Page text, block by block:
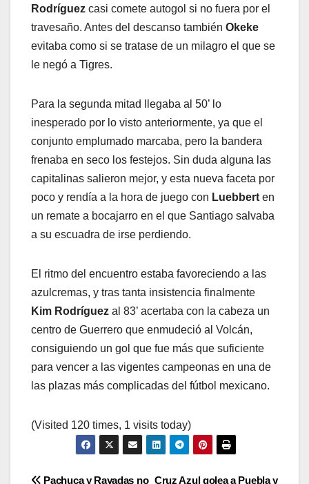
Rodríguez casi comete autogol si no fuera por el
travesaño. Antes del descanso también Okeke
evitaba como si se tratase de un milagro el que se
le negó a Tigres.
Para la segunda mitad llegaba al 50’ lo
inesperado por lo visto anteriormente, ya que el
conjunto emplumado marcaba, pero la bandera
frenaba en seco los festejos. Sin duda alguna las
capitalinas salieron mejor, y esta nueva faceta por
poco y rendía a la hora de juego con Luebbert en
un remate a bocajarro en el que Santiago salvaba
a su escuadra de irse perdiendo.
El ritmo del encuentro estaba favoreciendo a las
azulcremas, y tras tanta insistencia finalmente
Kim Rodríguez al 83’ acertaba con la cabeza un
centro de Guerrero que enmudeció al Volcán,
consiguiendo un gol que fue más que suficiente
para vencer a las vigentes campeonas en una de
las plazas más complicadas del fútbol mexicano.
(Visited 120 times, 1 visits today)
Cruz Azul golea a Puebla y
Pachuca y Rayadas no